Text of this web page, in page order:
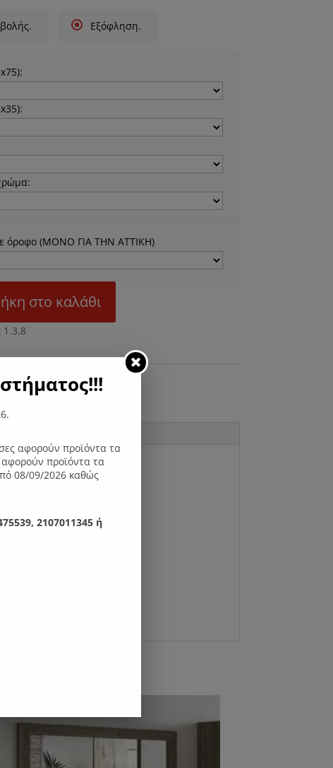
Εξόφληση.
όροφο (ΜΟΝΟ ΓΙΑ ΤΗΝ ΑΤΤΙΚΗ)
στο καλάθι
αφορούν προϊόντα τα
προϊόντα τα
08/09/2026 καθώς
2107011345 ή